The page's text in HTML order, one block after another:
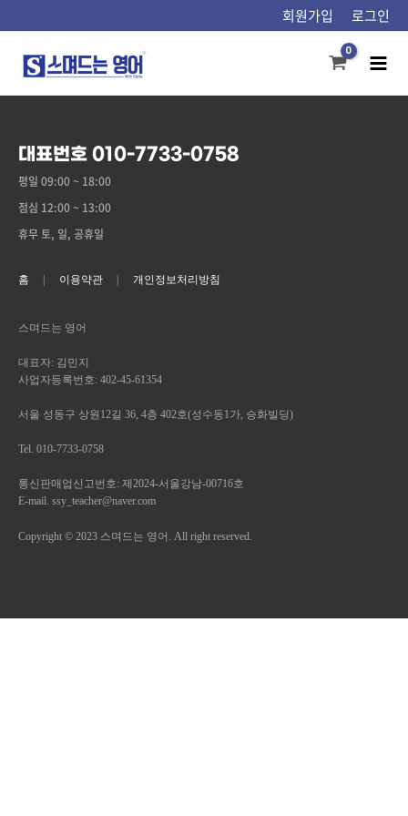
건너뛰기
회원가입 로그인
대표번호 010-7733-0758
평일 09:00 ~ 18:00
점심 12:00 ~ 13:00
휴무 토, 일, 공휴일
홈 이용약관 개인정보처리방침
스며드는 영어
대표자: 김민지
사업자등록번호: 402-45-61354
서울 성동구 상원12길 36, 4층 402호(성수동1가, 승화빌딩)
Tel. 010-7733-0758
통신판매업신고번호: 제2024-서울강남-00716호
E-mail. ssy_teacher@naver.com
Copyright © 2023 스며드는 영어. All right reserved.